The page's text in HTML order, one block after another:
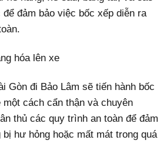
đảm bảo việc bốc xếp diễn ra
hóa lên xe
Gòn đi Bảo Lâm sẽ tiến hành bốc
một cách cẩn thận và chuyên
thủ các quy trình an toàn để đảm
bị hư hỏng hoặc mất mát trong quá